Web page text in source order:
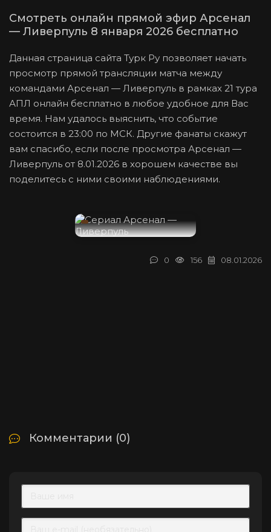
Данная страница сайта Турк Ру позволяет начать
просмотр прямой трансляции матча между
командами Арсенал — Ливерпуль в рамках 21 тура
АПЛ онлайн бесплатно в любое удобное для Вас
время. Нам удалось выяснить, что событие
состоится в 23:00 по МСК. Другие фанаты скажут
вам спасибо, если после просмотра Арсенал —
Ливерпуль от 8.01.2026 в хорошем качестве вы
поделитесь с ними своими наблюдениями.
Смотреть онлайн прямой эфир Арсенал
— Ливерпуль 8 января 2026 бесплатно
08.01.2026
156
0
Комментарии (0)